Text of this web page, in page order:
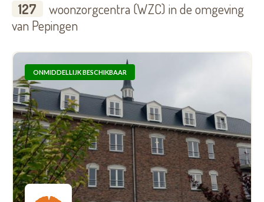
127
woonzorgcentra (WZC) in de omgeving
van Pepingen
ONMIDDELLIJK BESCHIKBAAR